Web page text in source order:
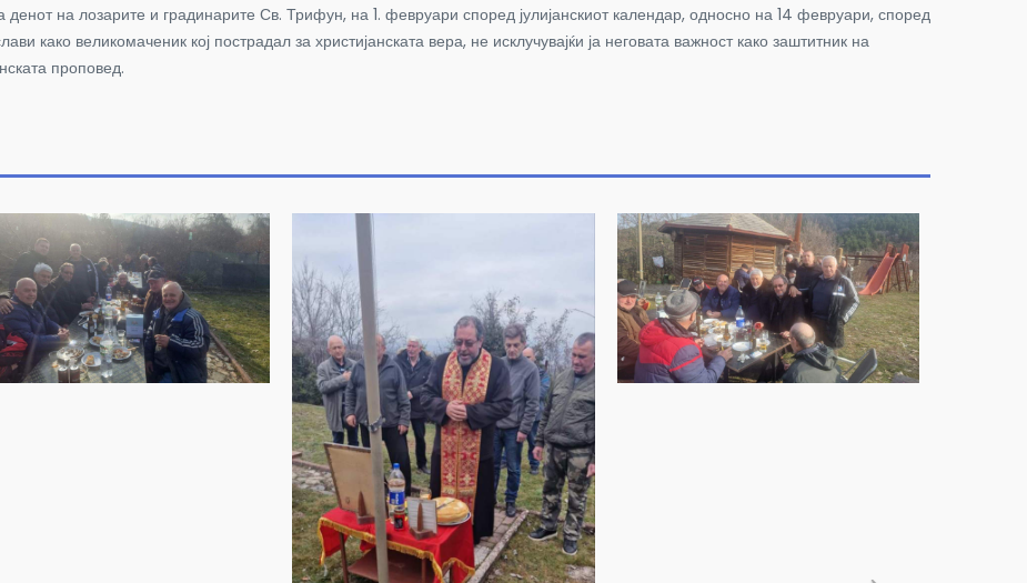
денот на лозарите и градинарите Св. Трифун, на 1. февруари според јулијанскиот календар, односно на 14 февруари, според
како великомаченик кој пострадал за христијанската вера, не исклучувајќи ја неговата важност како заштитник на
проповед.